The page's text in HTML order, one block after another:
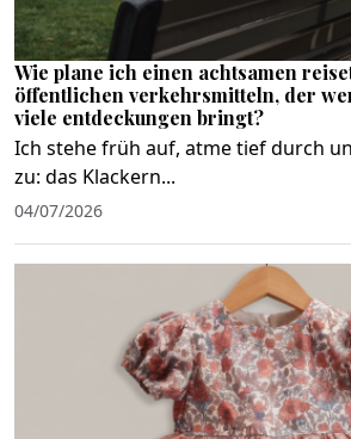
Wie plane ich einen achtsamen
öffentlichen verkehrsmitteln, der
viele entdeckungen bringt?
Ich stehe früh auf, atme tief durch
zu: das Klackern...
04/07/2026